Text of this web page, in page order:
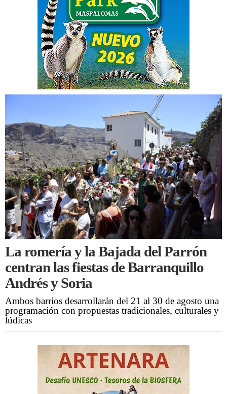
La romería y la Bajada del Parrón
centran las fiestas de Barranquillo
Andrés y Soria
Ambos barrios desarrollarán del 21 al 30 de agosto una
programación con propuestas tradicionales, culturales y
lúdicas